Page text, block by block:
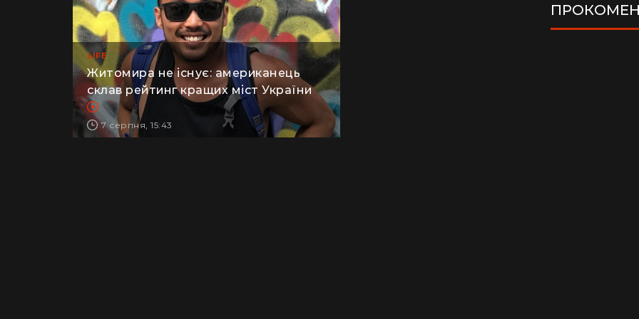
LIFE
Житомира не існує: американець
склав рейтинг кращих міст України
7 серпня, 15:43